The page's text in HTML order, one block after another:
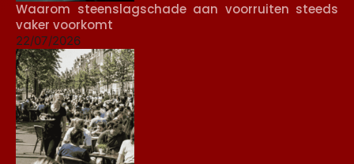
Waarom steenslagschade aan voorruiten steeds
vaker voorkomt
22/07/2026